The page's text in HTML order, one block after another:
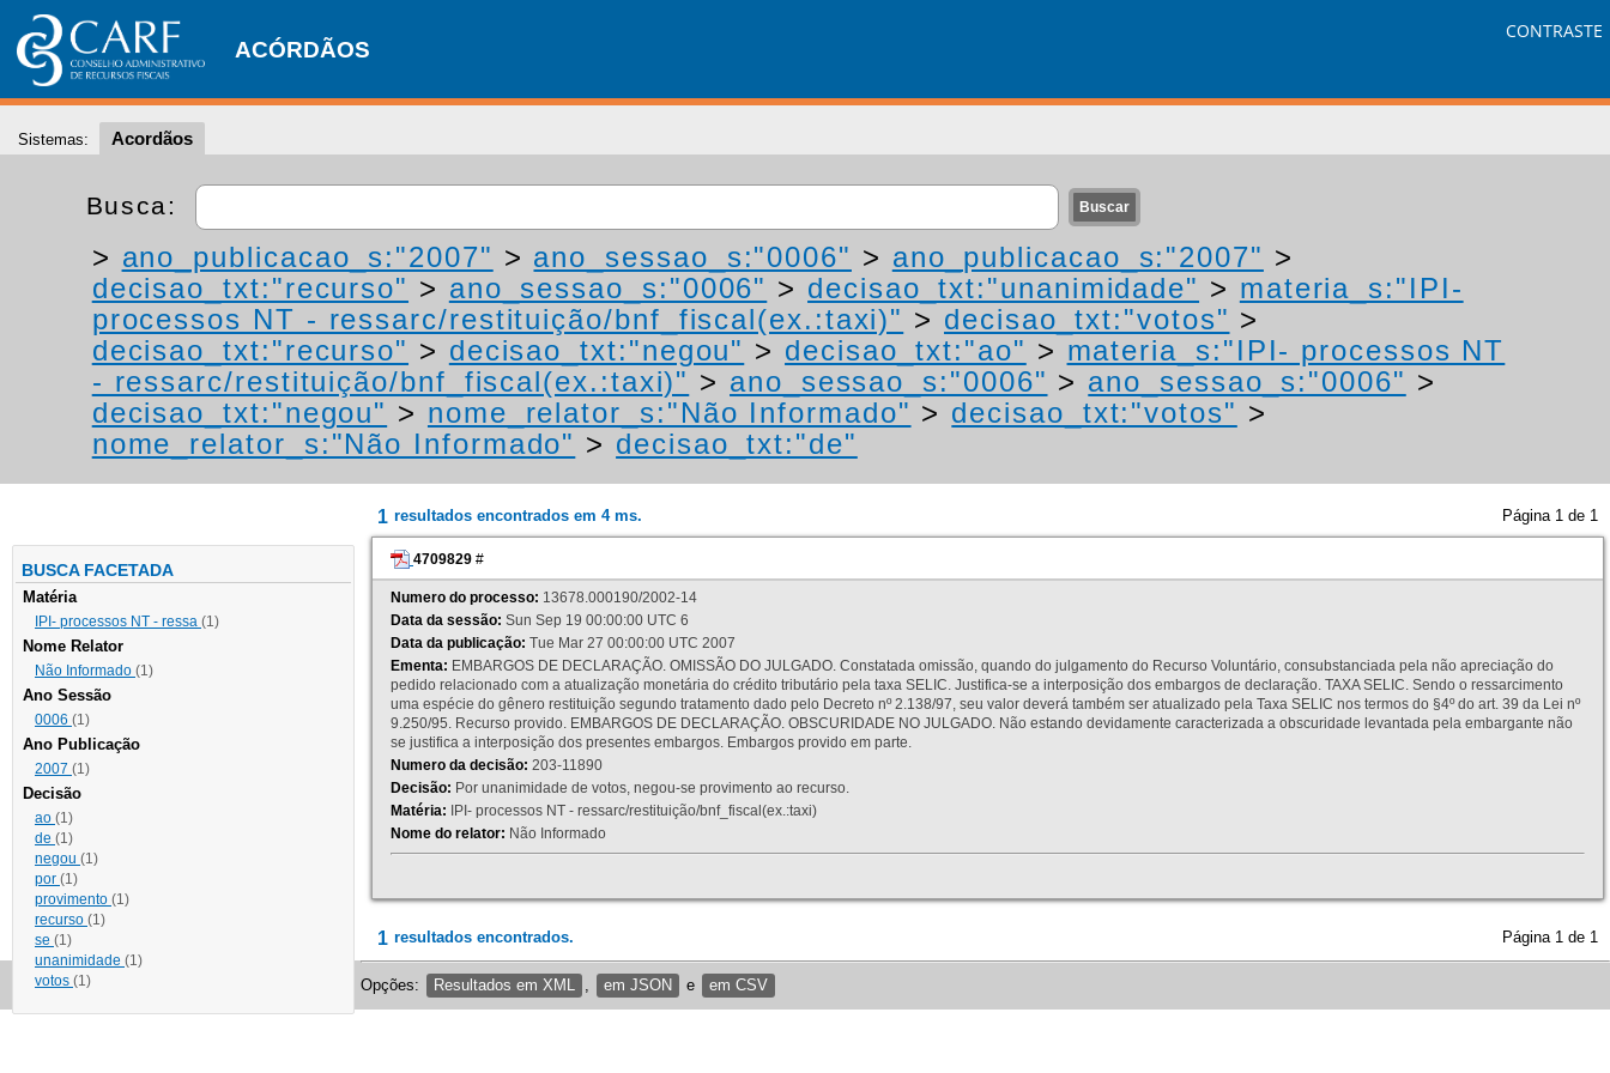
ACÓRDÃOS
CONTRASTE
Sistemas: Acordãos
Busca:
> ano_publicacao_s:"2007" > ano_sessao_s:"0006" > ano_publicacao_s:"2007" >
decisao_txt:"recurso" > ano_sessao_s:"0006" > decisao_txt:"unanimidade" > materia_s:"IPI-
processos NT - ressarc/restituição/bnf_fiscal(ex.:taxi)" > decisao_txt:"votos" >
decisao_txt:"recurso" > decisao_txt:"negou" > decisao_txt:"ao" > materia_s:"IPI- processos NT
- ressarc/restituição/bnf_fiscal(ex.:taxi)" > ano_sessao_s:"0006" > ano_sessao_s:"0006" >
decisao_txt:"negou" > nome_relator_s:"Não Informado" > decisao_txt:"votos" >
nome_relator_s:"Não Informado" > decisao_txt:"de"
BUSCA FACETADA
Matéria
IPI- processos NT - ressa (1)
Nome Relator
Não Informado (1)
Ano Sessão
0006 (1)
Ano Publicação
2007 (1)
Decisão
ao (1)
de (1)
negou (1)
por (1)
provimento (1)
recurso (1)
se (1)
unanimidade (1)
votos (1)
1 resultados encontrados em 4 ms. Página 1 de 1
4709829 #
Numero do processo: 13678.000190/2002-14
Data da sessão: Sun Sep 19 00:00:00 UTC 6
Data da publicação: Tue Mar 27 00:00:00 UTC 2007
Ementa: EMBARGOS DE DECLARAÇÃO. OMISSÃO DO JULGADO. Constatada omissão, quando do julgamento do Recurso Voluntário, consubstanciada pela não apreciação do
pedido relacionado com a atualização monetária do crédito tributário pela taxa SELIC. Justifica-se a interposição dos embargos de declaração. TAXA SELIC. Sendo o ressarcimento
uma espécie do gênero restituição segundo tratamento dado pelo Decreto nº 2.138/97, seu valor deverá também ser atualizado pela Taxa SELIC nos termos do §4º do art. 39 da Lei nº
9.250/95. Recurso provido. EMBARGOS DE DECLARAÇÃO. OBSCURIDADE NO JULGADO. Não estando devidamente caracterizada a obscuridade levantada pela embargante não
se justifica a interposição dos presentes embargos. Embargos provido em parte.
Numero da decisão: 203-11890
Decisão: Por unanimidade de votos, negou-se provimento ao recurso.
Matéria: IPI- processos NT - ressarc/restituição/bnf_fiscal(ex.:taxi)
Nome do relator: Não Informado
1 resultados encontrados. Página 1 de 1
Opções: Resultados em XML em JSON e em CSV